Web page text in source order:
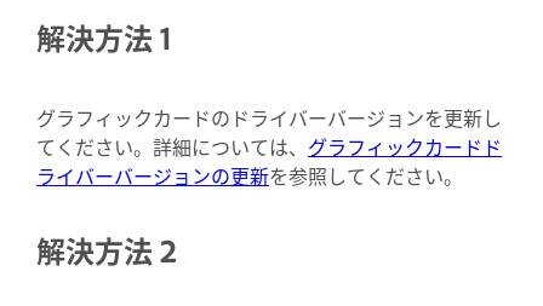
解決方法 1
グラフィックカードのドライバーバージョンを更新し
てください。詳細については、 グラフィックカードド
ライバーバージョンの更新を参照してください。
解決方法 2